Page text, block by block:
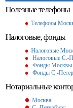
Полезные телефоны
Телефоны
Налоговые, фонды
Налоговые
Налоговые С.-
Фонды Москвы
Фонды С.-
Нотариальные
Москва